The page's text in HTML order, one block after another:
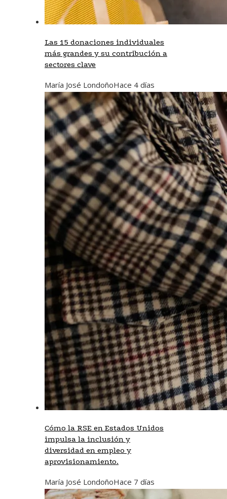
Las 15 donaciones individuales
más grandes y su contribución a
sectores clave
María José LondoñoHace 4 días
Cómo la RSE en Estados Unidos
impulsa la inclusión y
diversidad en empleo y
aprovisionamiento.
María José LondoñoHace 7 días